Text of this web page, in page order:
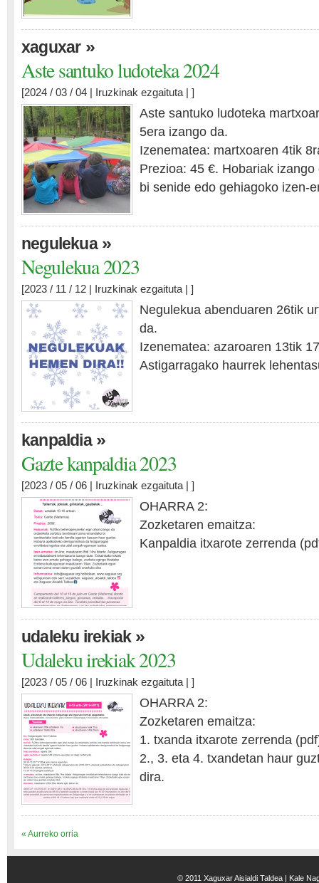
xaguxar»
Aste santuko ludoteka 2024
[2024 / 03 / 04 | Iruzkinak ezgaituta | ]
Aste santuko ludoteka
5era izango da.
Izenematea: martxoaren 4tik
Prezioa: 45 €. Hobariak
bi senide edo gehiagoko izen-
negulekua»
Negulekua 2023
[2023 / 11 / 12 | Iruzkinak ezgaituta | ]
Negulekua abenduaren 26tik
da.
Izenematea: azaroaren 13tik
Astigarragako haurrek
kanpaldia»
Gazte kanpaldia 2023
[2023 / 05 / 06 | Iruzkinak ezgaituta | ]
OHARRA 2:
Zozketaren emaitza:
Kanpaldia itxarote zerrenda
udaleku irekiak»
Udaleku irekiak 2023
[2023 / 05 / 06 | Iruzkinak ezgaituta | ]
OHARRA 2:
Zozketaren emaitza:
1. txanda itxarote zerrenda
2., 3. eta 4. txandetan haur
dira.
« Aurreko orria
© 2011 Xaguxar Aisialdi Taldea | Kale